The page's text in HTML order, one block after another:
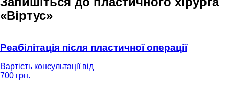
«Віртус»
Реабілітація після пластичної операції
Вартість консультації від
700 грн.